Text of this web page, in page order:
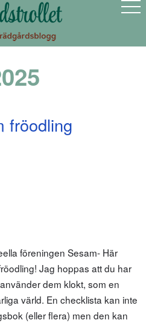
fröodling
föreningen Sesam- Här
Jag hoppas att du har
dem klokt, som en
värld. En checklista kan inte
(eller flera) men den kan